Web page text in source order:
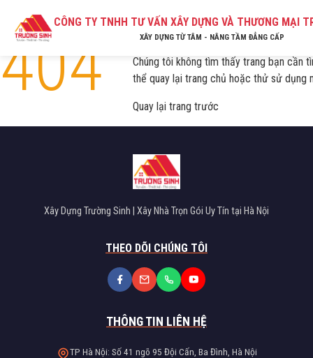
CÔNG TY TNHH TƯ VẤN XÂY DỰNG VÀ THƯƠNG MẠI
XÂY DỰNG TỪ TÂM - NÂNG TẦM ĐẲNG CẤP
404 Lỗi! Không tìm thấy trang.
Chúng tôi không tìm thấy trang bạn cần
thể quay lại trang chủ hoặc thử sử dụng
Quay lại trang trước
Xây Dựng Trường Sinh | Xây Nhà Trọn Gói Uy Tín tại Hà Nội
THEO DÕI CHÚNG TÔI
THÔNG TIN LIÊN HỆ
TP Hà Nội: Số 41 ngõ 95 Đội Cấn, Ba Đình, Hà Nội